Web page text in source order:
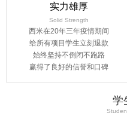
实力雄厚
Solid Strength
西米在20年三年疫情期间
给所有项目学生立刻退款
始终坚持不倒闭不跑路
赢得了良好的信誉和口碑
学